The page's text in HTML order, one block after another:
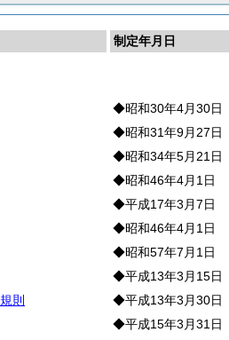
制定年月日
◆昭和30年4月30日
◆昭和31年9月27日
◆昭和34年5月21日
◆昭和46年4月1日
◆平成17年3月7日
◆昭和46年4月1日
◆昭和57年7月1日
◆平成13年3月15日
則
◆平成13年3月30日
◆平成15年3月31日